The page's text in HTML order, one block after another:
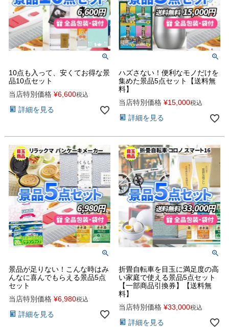
10点も入って、安くてお得な景
品10点セット
当店特別価格 ¥6,600税込
詳細を見る
ハズさない！便利なモノだけを
集めた景品5点セット【送料無
料】
当店特別価格 ¥15,000税込
詳細を見る
景品が足りない！こんな時はみ
んなに喜んでもらえる景品5点
セット
当店特別価格 ¥6,980税込
詳細を見る
折畳自転車を目玉に満足度の高
い家庭で使える景品5点セット
【一部商品引換券】【送料無
料】
当店特別価格 ¥33,000税込
詳細を見る